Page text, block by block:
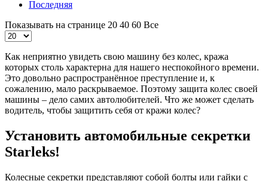
Последняя
Показывать на странице 20 40 60 Все
Как неприятно увидеть свою машину без колес, кража
которых столь характерна для нашего неспокойного времени.
Это довольно распространённое преступление и, к
сожалению, мало раскрываемое. Поэтому защита колес своей
машины – дело самих автолюбителей. Что же может сделать
водитель, чтобы защитить себя от кражи колес?
Установить автомобильные секретки
Starleks!
Колесные секретки представляют собой болты или гайки с